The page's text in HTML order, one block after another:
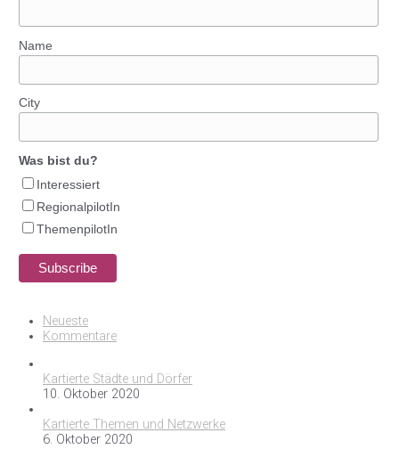
Name
City
Was bist du?
Interessiert
RegionalpilotIn
ThemenpilotIn
Neueste
Kommentare
Kartierte Städte und Dörfer
10. Oktober 2020
Kartierte Themen und Netzwerke
6. Oktober 2020